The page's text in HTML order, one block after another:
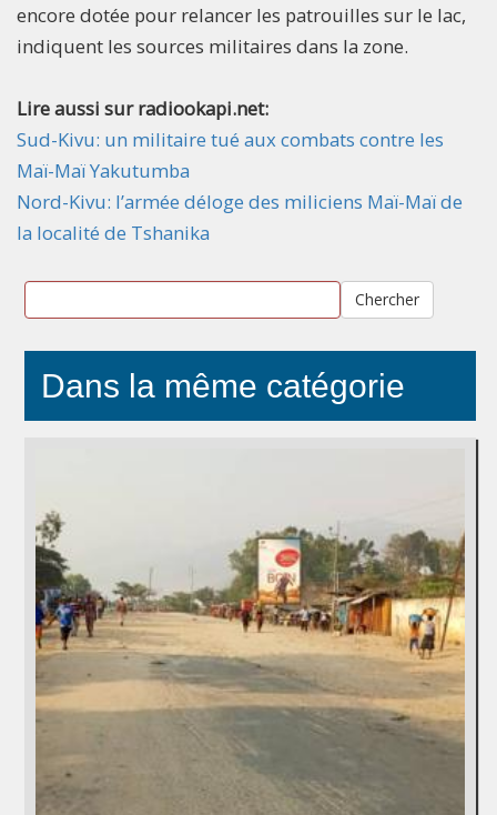
encore dotée pour relancer les patrouilles sur le lac,
indiquent les sources militaires dans la zone.
Lire aussi sur radiookapi.net:
Sud-Kivu: un militaire tué aux combats contre les
Maï-Maï Yakutumba
Nord-Kivu: l’armée déloge des miliciens Maï-Maï de
la localité de Tshanika
Chercher
Dans la même catégorie